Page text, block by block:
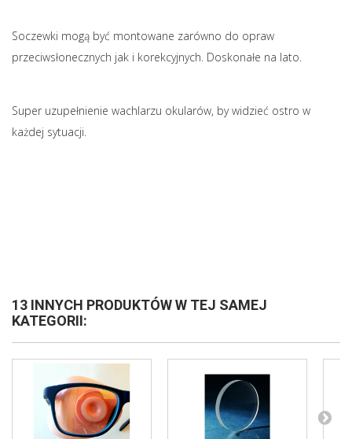
Soczewki mogą być montowane zarówno do opraw
przeciwsłonecznych jak i korekcyjnych. Doskonałe na lato.
Super uzupełnienie wachlarzu okularów, by widzieć ostro w
każdej sytuacji.
13 INNYCH PRODUKTÓW W TEJ SAMEJ
KATEGORII: